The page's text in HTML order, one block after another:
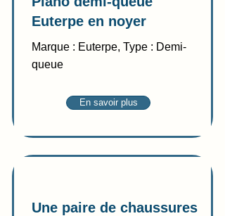
Euterpe en noyer
Marque : Euterpe, Type : Demi-
queue
En savoir plus
Une paire de chaussures